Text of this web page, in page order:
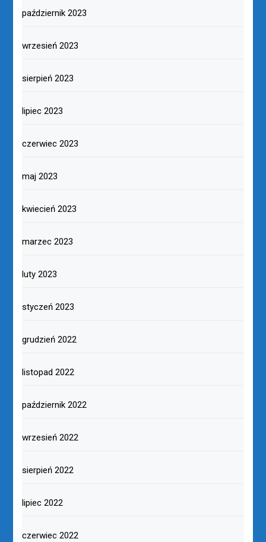
październik 2023
wrzesień 2023
sierpień 2023
lipiec 2023
czerwiec 2023
maj 2023
kwiecień 2023
marzec 2023
luty 2023
styczeń 2023
grudzień 2022
listopad 2022
październik 2022
wrzesień 2022
sierpień 2022
lipiec 2022
czerwiec 2022